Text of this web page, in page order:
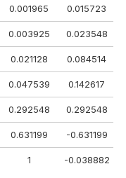
0.001965 0.015723
0.003925 0.023548
0.021128 0.084514
0.047539 0.142617
0.292548 0.292548
0.631199 -0.631199
1 -0.038882